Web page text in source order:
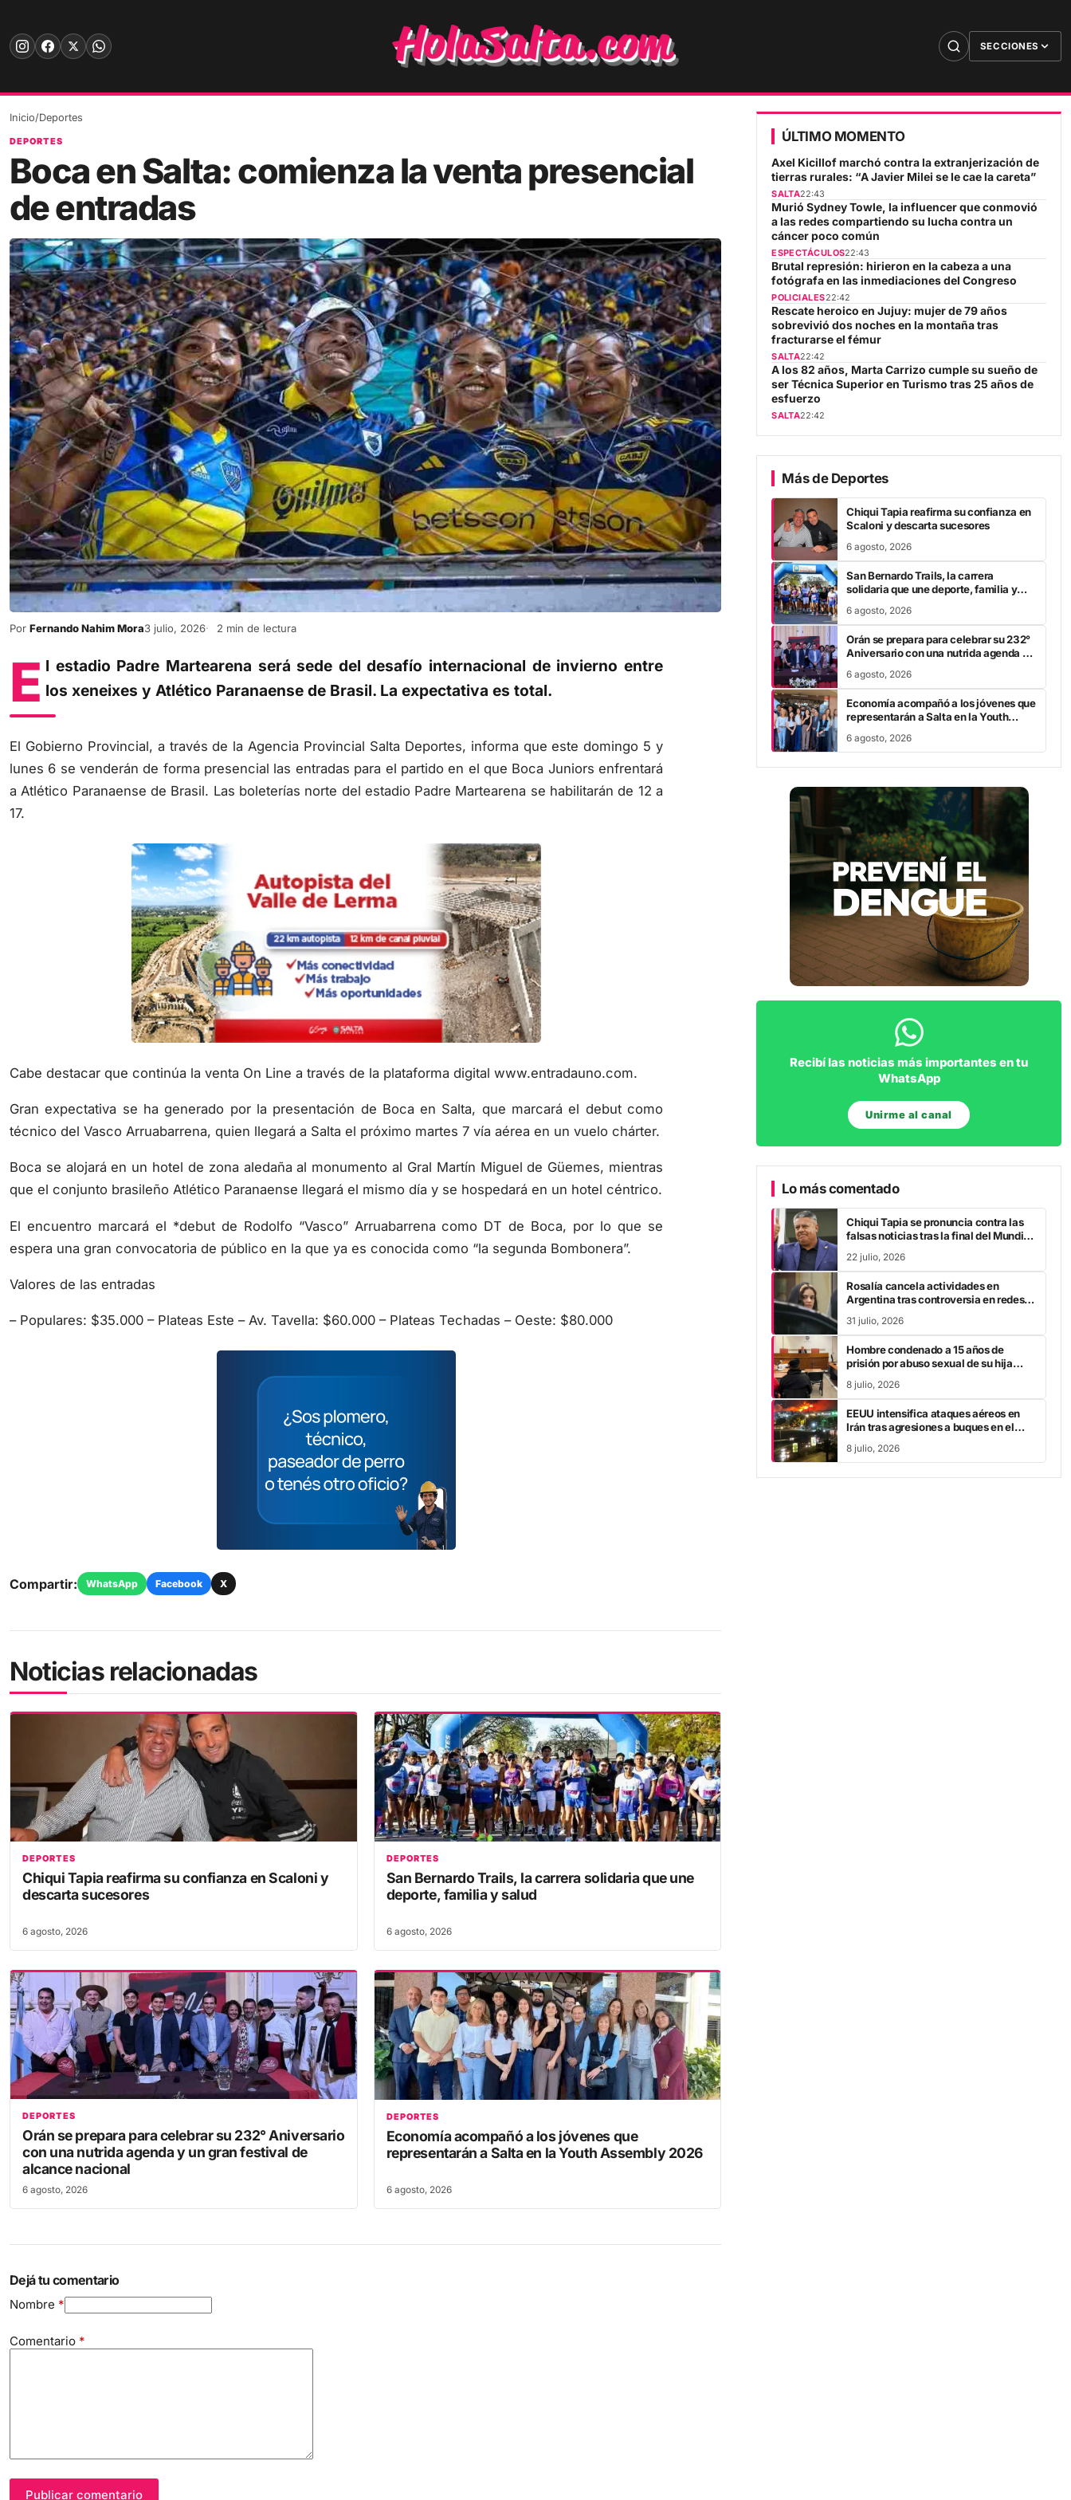
content
SECCIONES
Inicio/Deportes
DEPORTES
Boca en Salta: comienza la venta presencial
de entradas
Por Fernando Nahim Mora3 julio, 2026 2 min de lectura
E l estadio Padre Martearena será sede del desafío internacional de invierno entre
los xeneixes y Atlético Paranaense de Brasil. La expectativa es total.
El Gobierno Provincial, a través de la Agencia Provincial Salta Deportes, informa que este domingo 5 y
lunes 6 se venderán de forma presencial las entradas para el partido en el que Boca Juniors enfrentará
a Atlético Paranaense de Brasil. Las boleterías norte del estadio Padre Martearena se habilitarán de 12 a
17.
Cabe destacar que continúa la venta On Line a través de la plataforma digital www.entradauno.com.
Gran expectativa se ha generado por la presentación de Boca en Salta, que marcará el debut como
técnico del Vasco Arruabarrena, quien llegará a Salta el próximo martes 7 vía aérea en un vuelo chárter.
Boca se alojará en un hotel de zona aledaña al monumento al Gral Martín Miguel de Güemes, mientras
que el conjunto brasileño Atlético Paranaense llegará el mismo día y se hospedará en un hotel céntrico.
El encuentro marcará el *debut de Rodolfo “Vasco” Arruabarrena como DT de Boca, por lo que se
espera una gran convocatoria de público en la que ya es conocida como “la segunda Bombonera”.
Valores de las entradas
– Populares: $35.000 – Plateas Este – Av. Tavella: $60.000 – Plateas Techadas – Oeste: $80.000
Compartir: WhatsApp Facebook X
Noticias relacionadas
DEPORTES
Chiqui Tapia reafirma su confianza en Scaloni y
descarta sucesores
6 agosto, 2026
DEPORTES
San Bernardo Trails, la carrera solidaria que une
deporte, familia y salud
6 agosto, 2026
DEPORTES
Orán se prepara para celebrar su 232° Aniversario
con una nutrida agenda y un gran festival de
alcance nacional
6 agosto, 2026
DEPORTES
Economía acompañó a los jóvenes que
representarán a Salta en la Youth Assembly 2026
6 agosto, 2026
Dejá tu comentario
Nombre *
Comentario *
Publicar comentario
ÚLTIMO MOMENTO
Axel Kicillof marchó contra la extranjerización de
tierras rurales: “A Javier Milei se le cae la careta”
SALTA22:43
Murió Sydney Towle, la influencer que conmovió
a las redes compartiendo su lucha contra un
cáncer poco común
ESPECTÁCULOS22:43
Brutal represión: hirieron en la cabeza a una
fotógrafa en las inmediaciones del Congreso
POLICIALES22:42
Rescate heroico en Jujuy: mujer de 79 años
sobrevivió dos noches en la montaña tras
fracturarse el fémur
SALTA22:42
A los 82 años, Marta Carrizo cumple su sueño de
ser Técnica Superior en Turismo tras 25 años de
esfuerzo
SALTA22:42
Más de Deportes
Chiqui Tapia reafirma su confianza en
Scaloni y descarta sucesores
6 agosto, 2026
San Bernardo Trails, la carrera
solidaria que une deporte, familia y
6 agosto, 2026
Orán se prepara para celebrar su 232°
Aniversario con una nutrida agenda y
6 agosto, 2026
Economía acompañó a los jóvenes que
representarán a Salta en la Youth
6 agosto, 2026
Recibí las noticias más importantes en tu
WhatsApp
Unirme al canal
Lo más comentado
Chiqui Tapia se pronuncia contra las
falsas noticias tras la final del Mundial
22 julio, 2026
Rosalía cancela actividades en
Argentina tras controversia en redes
31 julio, 2026
Hombre condenado a 15 años de
prisión por abuso sexual de su hija
8 julio, 2026
EEUU intensifica ataques aéreos en
Irán tras agresiones a buques en el
8 julio, 2026